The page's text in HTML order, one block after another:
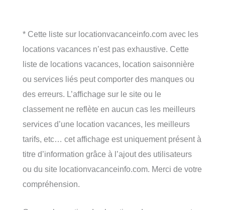
* Cette liste sur locationvacanceinfo.com avec les
locations vacances n’est pas exhaustive. Cette
liste de locations vacances, location saisonnière
ou services liés peut comporter des manques ou
des erreurs. L’affichage sur le site ou le
classement ne reflète en aucun cas les meilleurs
services d’une location vacances, les meilleurs
tarifs, etc… cet affichage est uniquement présent à
titre d’information grâce à l’ajout des utilisateurs
ou du site locationvacanceinfo.com. Merci de votre
compréhension.